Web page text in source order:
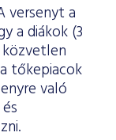
versenyt a
a diákok (3
tőkepiacok
való